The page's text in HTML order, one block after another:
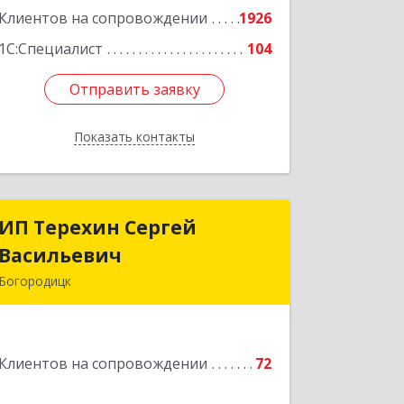
Клиентов на сопровождении
1926
1С:Специалист
104
Отправить заявку
Показать контакты
Отправить заявку
Назад
ИП Терехин Сергей
Васильевич
Богородицк
Клиентов на сопровождении 72
ИП Терехин Сергей